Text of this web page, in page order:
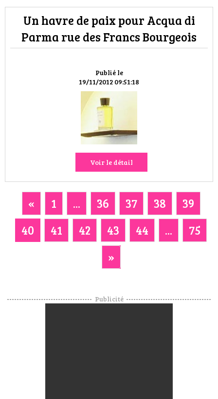
Publié le
19/11/2012 09:51:18
Un havre de paix pour Acqua di
Parma rue des Francs Bourgeois
Voir le détail
« 1 ... 36 37 38
39
40
41 42 43 44 ...
75
»
Publicité